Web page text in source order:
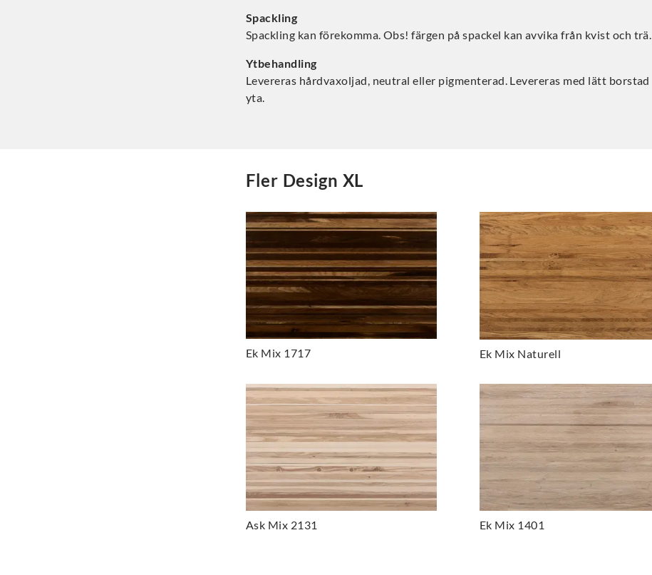
Spackling
Spackling kan förekomma. Obs! färgen på spackel kan avvika från kvist och trä.
Ytbehandling
Levereras hårdvaxoljad, neutral eller pigmenterad. Levereras med lätt borstad
yta.
Fler Design XL
Ek Mix 1717 Ek Mix Naturell
Ask Mix 2131 Ek Mix 1401